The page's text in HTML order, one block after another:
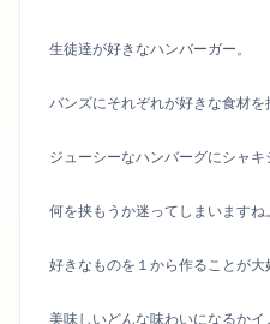
生徒達が好きなハンバーガー。
バンズにそれぞれが好きな食材を
ジューシーなハンバーグにシャキ
何を挟もうか迷ってしまいますね。
好きなものを１から作ることが大
美味しいどんな味わいになるか